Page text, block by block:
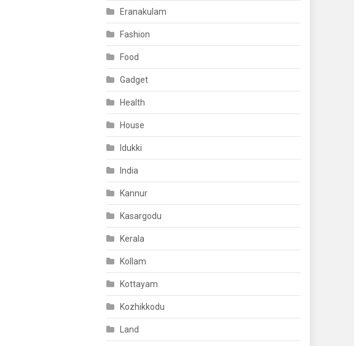
Eranakulam
Fashion
Food
Gadget
Health
House
Idukki
India
Kannur
Kasargodu
Kerala
Kollam
Kottayam
Kozhikkodu
Land